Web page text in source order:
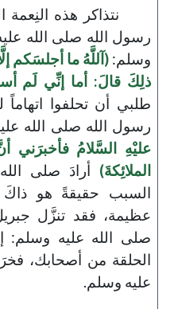
نتذاكر هذه النِعمة
رسول الله صلى الله
وسلم: (آللَّهُ ما أجلسَكم
ذلِكَ قالَ: أما إنِّي لَم
طلبي أن تحلفوا
رسول الله صلى الله
عليْهِ السَّلامُ فأخبرَني
الملائِكةَ) أرادَ صلى
السبب حقيقةً هو ذاكَ
عظيمة، فقد تنزَّل
صلى الله عليه وسلم:
الحلقة من أصحابك،
عليه وسلم.